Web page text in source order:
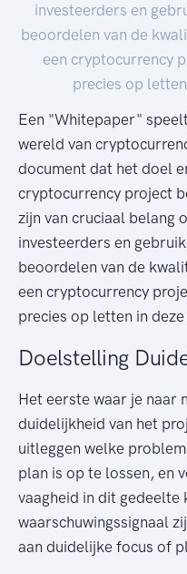
investeerders en
beoordelen van de
een cryptocurrency
precies op
Een "Whitepaper"
wereld van
document dat het doel
cryptocurrency project
zijn van cruciaal belang
investeerders en
beoordelen van de
een cryptocurrency
precies op letten in
Doelstelling
Het eerste waar je naar
duidelijkheid van het
uitleggen welke
plan is op te lossen, en
vaagheid in dit gedeelte
waarschuwingssignaal
aan duidelijke focus of